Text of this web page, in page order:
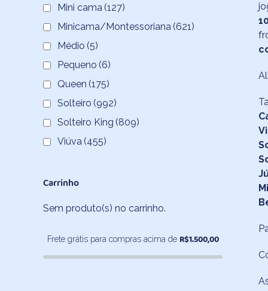
Mini cama (127)
Minicama/Montessoriana (621)
Médio (5)
Pequeno (6)
Queen (175)
Solteiro (992)
Solteiro King (809)
Viúva (455)
Carrinho
Sem produto(s) no carrinho.
Frete grátis para compras acima de R$1.500,00